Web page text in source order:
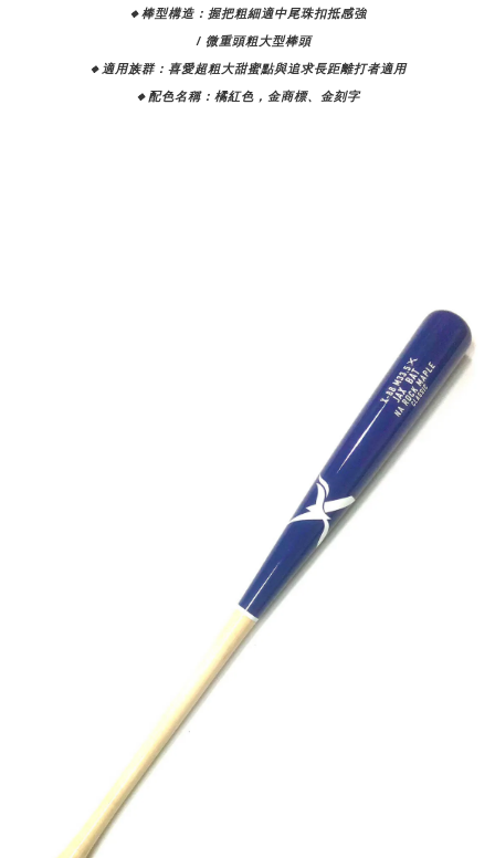
🔸棒型構造：握把粗細適中尾珠扣抵感強
/ 微重頭粗大型棒頭
🔸適用族群： 喜愛超粗大甜蜜點與追求長距離打者適用
🔸配色名稱：橘紅色，金商標、金刻字